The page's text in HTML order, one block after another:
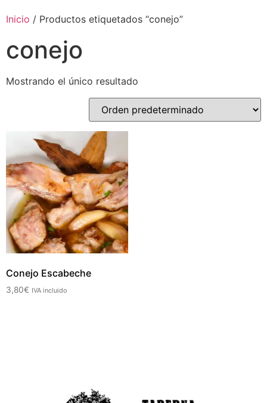
Inicio / Productos etiquetados “conejo”
conejo
Mostrando el único resultado
Conejo Escabeche
3,80€ IVA incluido